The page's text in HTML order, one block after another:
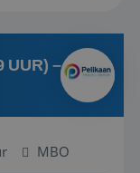
UUR) –
MBO